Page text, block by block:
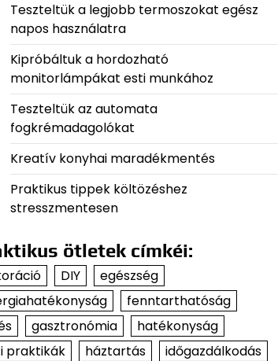
Teszteltük a legjobb termoszokat egész
napos használatra
Kipróbáltuk a hordozható
monitorlámpákat esti munkához
Teszteltük az automata
fogkrémadagolókat
Kreatív konyhai maradékmentés
Praktikus tippek költözéshez
stresszmentesen
ötletek címkéi:
DIY
egészség
fenntarthatóság
gasztronómia
hatékonyság
praktikák
háztartás
időgazdálkodás